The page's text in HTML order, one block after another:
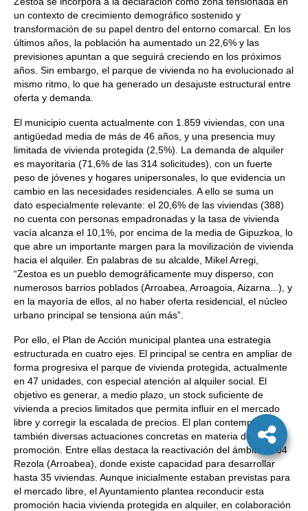
un contexto de crecimiento demográfico sostenido y
transformación de su papel dentro del entorno comarcal. En los
últimos años, la población ha aumentado un 22,6% y las
previsiones apuntan a que seguirá creciendo en los próximos
años. Sin embargo, el parque de vivienda no ha evolucionado al
mismo ritmo, lo que ha generado un desajuste estructural entre
oferta y demanda.
El municipio cuenta actualmente con 1.859 viviendas, con una
antigüedad media de más de 46 años, y una presencia muy
limitada de vivienda protegida (2,5%). La demanda de alquiler
es mayoritaria (71,6% de las 314 solicitudes), con un fuerte
peso de jóvenes y hogares unipersonales, lo que evidencia un
cambio en las necesidades residenciales. A ello se suma un
dato especialmente relevante: el 20,6% de las viviendas (388)
no cuenta con personas empadronadas y la tasa de vivienda
vacía alcanza el 10,1%, por encima de la media de Gipuzkoa, lo
que abre un importante margen para la movilización de vivienda
hacia el alquiler. En palabras de su alcalde, Mikel Arregi,
“Zestoa es un pueblo demográficamente muy disperso, con
numerosos barrios poblados (Arroabea, Arroagoia, Aizarna...), y
en la mayoría de ellos, al no haber oferta residencial, el núcleo
urbano principal se tensiona aún más”.
Por ello, el Plan de Acción municipal plantea una estrategia
estructurada en cuatro ejes. El principal se centra en ampliar de
forma progresiva el parque de vivienda protegida, actualmente
en 47 unidades, con especial atención al alquiler social. El
objetivo es generar, a medio plazo, un stock suficiente de
vivienda a precios limitados que permita influir en el mercado
libre y corregir la escalada de precios. El plan contempla
también diversas actuaciones concretas en materia de
promoción. Entre ellas destaca la reactivación del ámbito AB04
Rezola (Arroabea), donde existe capacidad para desarrollar
hasta 35 viviendas. Aunque inicialmente estaban previstas para
el mercado libre, el Ayuntamiento plantea reconducir esta
promoción hacia vivienda protegida en alquiler, en colaboración